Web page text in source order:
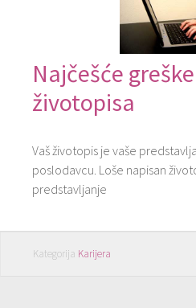
Najčešće
životopisa
Vaš životopis je vaše
poslodavcu. Loše napisan
predstavljanje
Kategorija Karijera